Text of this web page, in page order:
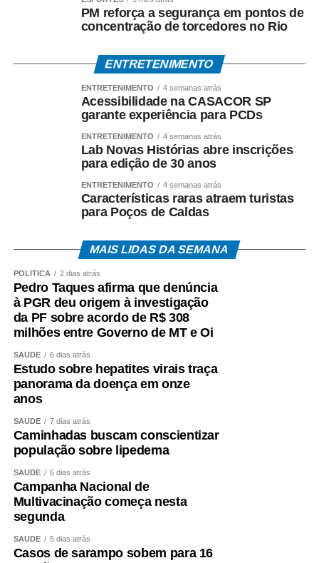
o acordo foi celebrado dentro da legalidade, com
respaldo técnico e jurídico, e sustenta que a investigação
sua gestão. Mendes também atribui as acusações ao
ambiente de disputa política.
*Investigação continua*
A Polícia Federal prossegue com a coleta de provas e a
análise dos documentos apreendidos durante a
Operação Heritage.
A existência da investigação não representa condenação,
e todos os investigados têm assegurados os direitos ao
contraditório, à ampla defesa e à presunção de inocência.
O *Espia News* continuará acompanhando o andamento
do caso e trará novas informações à medida que houver
manifestações oficiais das autoridades e das partes
envolvidas.
COMENTE ABAIXO:
WhatsApp
Facebook
Twitter
Messenger
LinkedIn
Share
PM reforça a segurança em pontos de
concentração de torcedores no Rio
ENTRETENIMENTO
ENTRETENIMENTO 4 semanas atrás
Acessibilidade na CASACOR SP
garante experiência para PCDs
ENTRETENIMENTO 4 semanas atrás
Lab Novas Histórias abre inscrições
para edição de 30 anos
ENTRETENIMENTO 4 semanas atrás
Características raras atraem turistas
para Poços de Caldas
MAIS LIDAS DA SEMANA
POLÍTICA 2 dias atrás
Pedro Taques afirma que denúncia
à PGR deu origem à investigação
da PF sobre acordo de R$ 308
milhões entre Governo de MT e Oi
SAÚDE 6 dias atrás
Estudo sobre hepatites virais traça
panorama da doença em onze
anos
SAÚDE 7 dias atrás
Caminhadas buscam conscientizar
população sobre lipedema
SAÚDE 6 dias atrás
Campanha Nacional de
Multivacinação começa nesta
segunda
SAÚDE 5 dias atrás
Casos de sarampo sobem para 16